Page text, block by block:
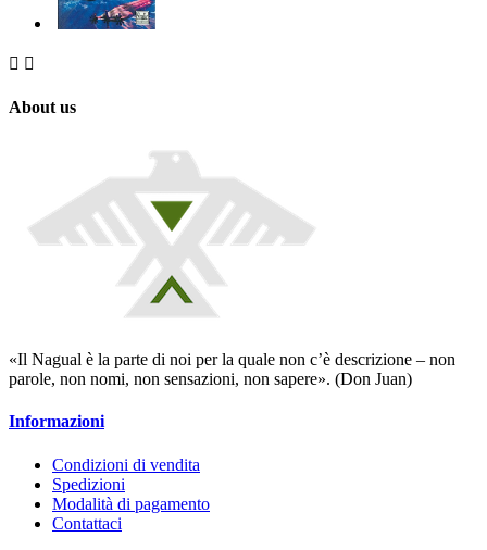
 
About us
«Il Nagual è la parte di noi per la quale non c’è descrizione – non
parole, non nomi, non sensazioni, non sapere». (Don Juan)
Informazioni
Condizioni di vendita
Spedizioni
Modalità di pagamento
Contattaci